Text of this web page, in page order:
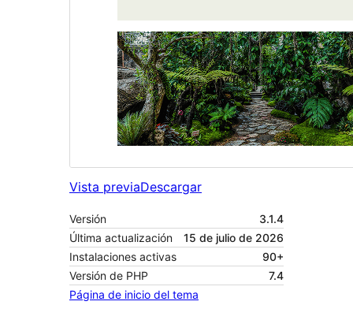
Vista previaDescargar
Versión
3.1.4
Última actualización
15 de julio de 2026
Instalaciones activas
90+
Versión de PHP
7.4
Página de inicio del tema